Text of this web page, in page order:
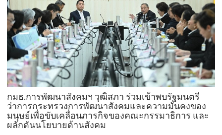
1
ตำแหน่ง
พร้อม
ลุย
งาน
ทันที
กมธ.การพัฒนาสังคมฯ วุฒิสภา ร่วมเข้าพบรัฐมนตรี
ว่าการกระทรวงการพัฒนาสังคมและความมั่นคงของ
มนุษย์เพื่อขับเคลื่อนภารกิจของคณะกรรมาธิการ และ
ผลักดันนโยบายด้านสังคม